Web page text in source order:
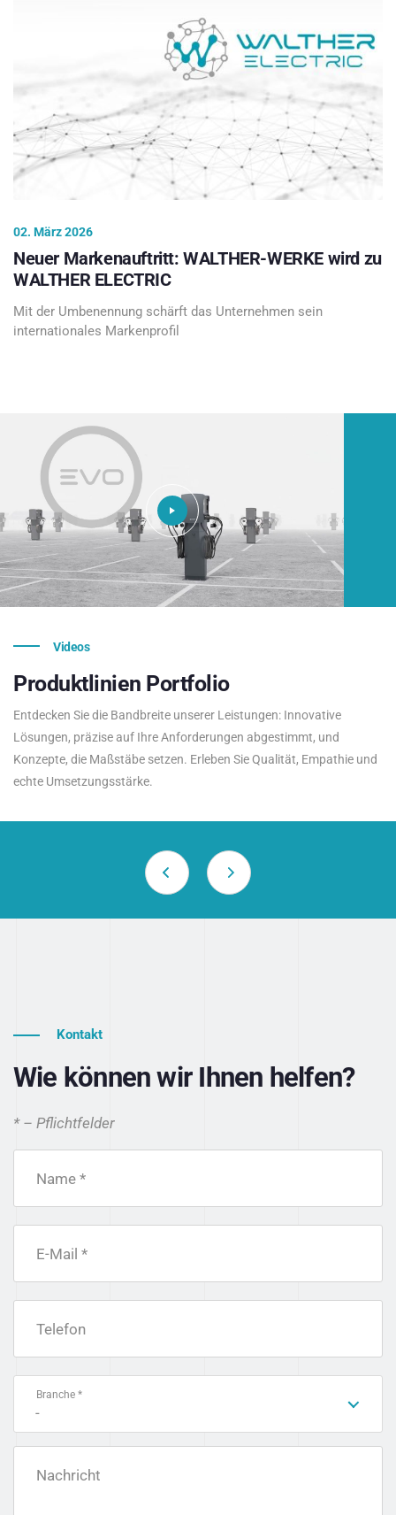
02. März 2026
Neuer Markenauftritt: WALTHER-WERKE wird zu
WALTHER ELECTRIC
Mit der Umbenennung schärft das Unternehmen sein
internationales Markenprofil
Videos
Produktlinien Portfolio
Entdecken Sie die Bandbreite unserer Leistungen: Innovative
Lösungen, präzise auf Ihre Anforderungen abgestimmt, und
Konzepte, die Maßstäbe setzen. Erleben Sie Qualität, Empathie und
echte Umsetzungsstärke.
Kontakt
Wie können wir Ihnen helfen?
* – Pflichtfelder
Name *
E-Mail *
Telefon
Branche *
-
Nachricht